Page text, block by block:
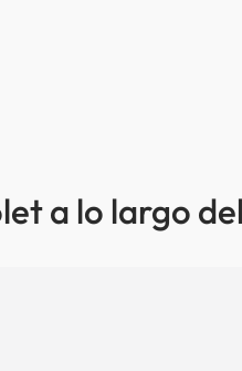
a lo largo